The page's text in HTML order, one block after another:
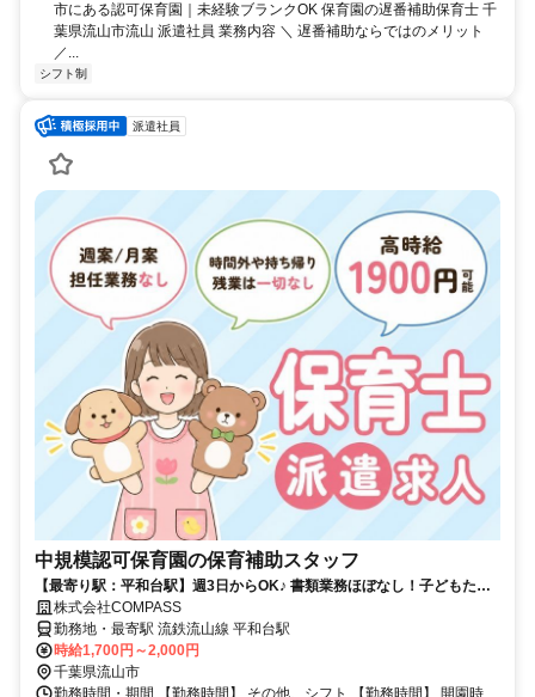
市にある認可保育園｜未経験ブランクOK 保育園の遅番補助保育士 千
葉県流山市流山 派遣社員 業務内容 ＼ 遅番補助ならではのメリット
／...
シフト制
派遣社員
中規模認可保育園の保育補助スタッフ
【最寄り駅：平和台駅】週3日からOK♪ 書類業務ほぼなし！子どもたち
とじっくり関われる環境★
株式会社COMPASS
勤務地・最寄駅 流鉄流山線 平和台駅
時給1,700円～2,000円
千葉県流山市
勤務時間・期間 【勤務時間】 その他、シフト 【勤務時間】 開園時